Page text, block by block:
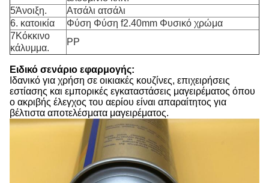
5Άνοιξη.
Ατσάλι ατσάλι
6. κατοικία
Φύση Φύση f2.40mm Φυσικό χρώμα
7Κόκκινο
κάλυμμα.
PP
Ειδικό σενάριο εφαρμογής:
Ιδανικό για χρήση σε οικιακές κουζίνες, επιχειρήσεις
εστίασης και εμπορικές εγκαταστάσεις μαγειρέματος όπου
ο ακριβής έλεγχος του αερίου είναι απαραίτητος για
βέλτιστα αποτελέσματα μαγειρέματος.